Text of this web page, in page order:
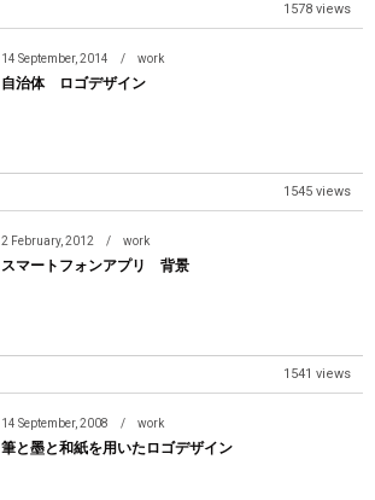
1578 views
14 September, 2014 work
自治体 ロゴデザイン
1545 views
2 February, 2012 work
スマートフォンアプリ 背景
1541 views
14 September, 2008 work
筆と墨と和紙を用いたロゴデザイン